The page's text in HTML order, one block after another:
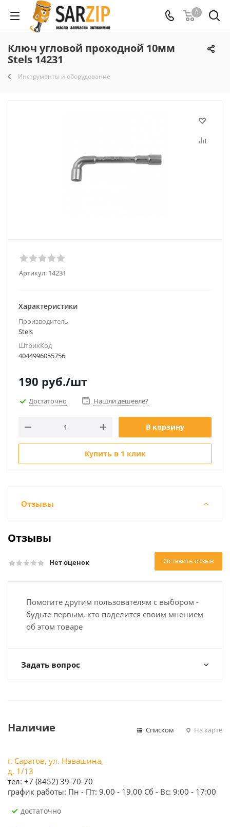
0
Ключ угловой проходной 10мм
Stels 14231
Инструменты и оборудование
Артикул: 14231
Характеристики
Производитель
Stels
ШтрихКод
4044996055756
190 руб./шт
Достаточно Нашли дешевле?
В корзину
Купить в 1 клик
Отзывы
Отзывы
Нет оценок Оставить отзыв
Помогите другим пользователям с выбором -
будьте первым, кто поделится своим мнением
об этом товаре
Задать вопрос
Наличие Списком На карте
г. Саратов, ул. Навашина,
д. 1/13
тел: +7 (8452) 39-70-70
график работы: Пн - Пт: 9.00 - 19.00 Сб - Вс: 9:00 - 17:00
Достаточно